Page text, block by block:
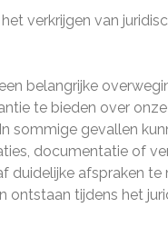
verkrijgen van
belangrijke
te bieden over
sommige gevallen
documentatie of
duidelijke afspraken te
ontstaan tijdens het